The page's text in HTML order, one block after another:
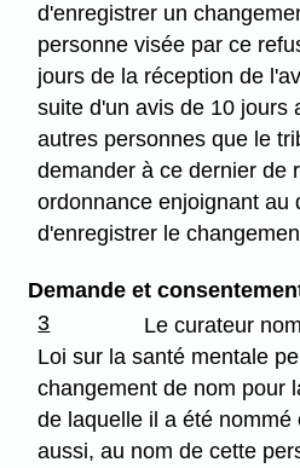
d'enregistrer un
personne visée par ce
jours de la réception de
suite d'un avis de 10 jours
autres personnes que le
demander à ce dernier de
ordonnance enjoignant au
d'enregistrer le
Demande et
3
Le curateur
Loi sur la santé mentale
changement de nom pour
de laquelle il a été nommé
aussi, au nom de cette